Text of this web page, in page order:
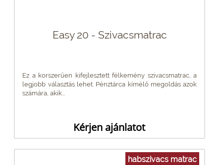
Easy 20 - Szivacsmatrac
Ez a korszerűen kifejlesztett félkemény szivacsmatrac, a
legjobb választás lehet. Pénztárca kímélő megoldás azok
számára, akik...
Kérjen ajánlatot
habszivacs matrac